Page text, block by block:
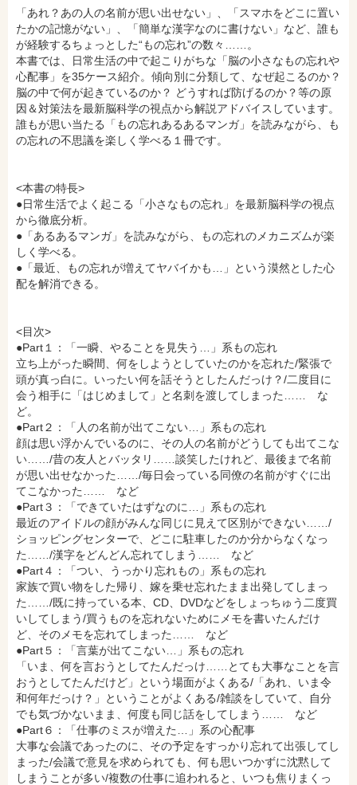
「あれ？あの人の名前が思い出せない」、「スマホをどこに置い
たかの記憶がない」、「簡単な漢字なのに書けない」など、誰も
が経験するちょっとした“もの忘れ”の数々……。
本書では、日常生活の中で起こりがちな「脳の小さなもの忘れや
心配事」を35ケース紹介。傾向別に分類して、なぜ起こるのか？
脳の中で何が起きているのか？ どうすれば防げるのか？等の原
因＆対策法を最新脳科学の視点から解説アドバイスしています。
誰もが思い当たる「もの忘れあるあるマンガ」を読みながら、も
の忘れの不思議を楽しく学べる１冊です。
<本書の特長>
●日常生活でよく起こる「小さなもの忘れ」を最新脳科学の視点
から徹底分析。
●「あるあるマンガ」を読みながら、もの忘れのメカニズムが楽
しく学べる。
●「最近、もの忘れが増えてヤバイかも…」という漠然とした心
配を解消できる。
<目次>
●Part１：「一瞬、やることを見失う…」系もの忘れ
立ち上がった瞬間、何をしようとしていたのかを忘れた/緊張で
頭が真っ白に。いったい何を話そうとしたんだっけ？/二度目に
会う相手に「はじめまして」と名刺を渡してしまった…… な
ど。
●Part２：「人の名前が出てこない…」系もの忘れ
顔は思い浮かんでいるのに、その人の名前がどうしても出てこな
い……/昔の友人とバッタリ……談笑したけれど、最後まで名前
が思い出せなかった……/毎日会っている同僚の名前がすぐに出
てこなかった…… など
●Part３：「できていたはずなのに…」系もの忘れ
最近のアイドルの顔がみんな同じに見えて区別ができない……/
ショッピングセンターで、どこに駐車したのか分からなくなっ
た……/漢字をどんどん忘れてしまう…… など
●Part４：「つい、うっかり忘れもの」系もの忘れ
家族で買い物をした帰り、嫁を乗せ忘れたまま出発してしまっ
た……/既に持っている本、CD、DVDなどをしょっちゅう二度買
いしてしまう/買うものを忘れないためにメモを書いたんだけ
ど、そのメモを忘れてしまった…… など
●Part５：「言葉が出てこない…」系もの忘れ
「いま、何を言おうとしてたんだっけ……とても大事なことを言
おうとしてたんだけど」という場面がよくある/「あれ、いま令
和何年だっけ？」ということがよくある/雑談をしていて、自分
でも気づかないまま、何度も同じ話をしてしまう…… など
●Part６：「仕事のミスが増えた…」系の心配事
大事な会議であったのに、その予定をすっかり忘れて出張してし
まった/会議で意見を求められても、何も思いつかずに沈黙して
しまうことが多い/複数の仕事に追われると、いつも焦りまくっ
セブンネットショッピングで購入 紀伊國屋書店で購入
e-honで購入 Honya Club.comで購入
hontoで購入 ヨドバシ.comで購入